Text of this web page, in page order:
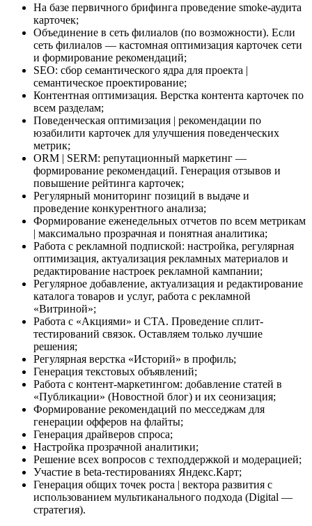
На базе первичного брифинга проведение smoke-аудита
карточек;
Объединение в сеть филиалов (по возможности). Если
сеть филиалов — кастомная оптимизация карточек cети
и формирование рекомендаций;
SEO: сбор семантического ядра для проекта |
семантическое проектирование;
Контентная оптимизация. Верстка контента карточек по
всем разделам;
Поведенческая оптимизация | рекомендации по
юзабилити карточек для улучшения поведенческих
метрик;
ORM | SERM: репутационный маркетинг —
формирование рекомендаций. Генерация отзывов и
повышение рейтинга карточек;
Регулярный мониторинг позиций в выдаче и
проведение конкурентного анализа;
Формирование еженедельных отчетов по всем метрикам
| максимально прозрачная и понятная аналитика;
Работа с рекламной подпиской: настройка, регулярная
оптимизация, актуализация рекламных материалов и
редактирование настроек рекламной кампании;
Регулярное добавление, актуализация и редактирование
каталога товаров и услуг, работа с рекламной
«Витриной»;
Работа с «Акциями» и CTA. Проведение сплит-
тестирований связок. Оставляем только лучшие
решения;
Регулярная верстка «Историй» в профиль;
Генерация текстовых объявлений;
Работа с контент-маркетингом: добавление статей в
«Публикации» (Новостной блог) и их сеонизация;
Формирование рекомендаций по месседжам для
генерации офферов на флайты;
Генерация драйверов спроса;
Настройка прозрачной аналитики;
Решение всех вопросов с техподдержкой и модерацией;
Участие в beta-тестированиях Яндекс.Карт;
Генерация общих точек роста | вектора развития с
использованием мультиканального подхода (Digital —
стратегия).